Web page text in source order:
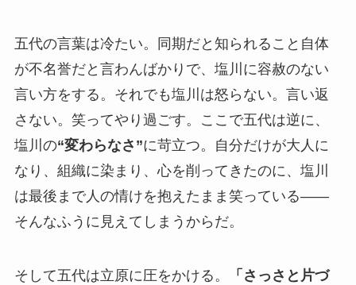
五代の言葉は冷たい。同期だと知られること自体
が不名誉だと言わんばかりで、塩川に容赦のない
言い方をする。それでも塩川は怒らない。言い返
さない。笑ってやり過ごす。ここで五代は逆に、
塩川の“変わらなさ”に苛立つ。自分だけが大人に
なり、組織に染まり、心を削ってきたのに、塩川
は最後まで人の情けを抱えたまま笑っている――
そんなふうに見えてしまうからだ。
そして五代は立原に圧をかける。
「さっさと片づ